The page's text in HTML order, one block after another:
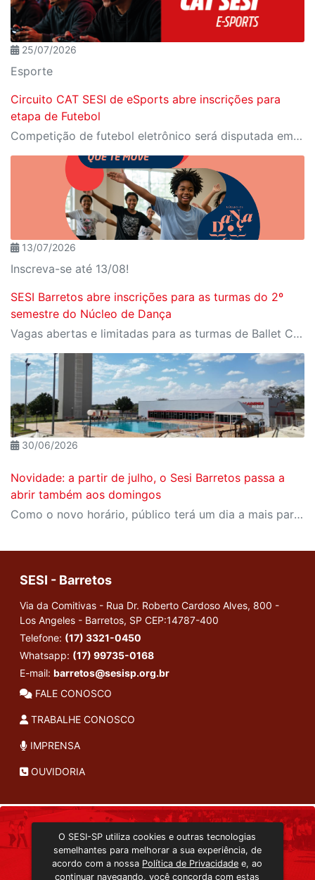
25/07/2026
Esporte
Circuito CAT SESI de eSports abre inscrições para
etapa de Futebol
Competição de futebol eletrônico será disputada em PlayStation 4 e reunirá participantes a partir de 12 anos.
13/07/2026
Inscreva-se até 13/08!
SESI Barretos abre inscrições para as turmas do 2º
semestre do Núcleo de Dança
Vagas abertas e limitadas para as turmas de Ballet Clássico, Jazz e Dança Livre
30/06/2026
Novidade: a partir de julho, o Sesi Barretos passa a
abrir também aos domingos
Como o novo horário, público terá um dia a mais para aproveitar o balneário, academia, quadras e atrações culturais no CAT Sesi Barretos
SESI - Barretos
Via da Comitivas - Rua Dr. Roberto Cardoso Alves, 800 -
Los Angeles - Barretos, SP CEP:14787-400
Telefone: (17) 3321-0450
Whatsapp: (17) 99735-0168
E-mail: barretos@sesisp.org.br
FALE CONOSCO
TRABALHE CONOSCO
IMPRENSA
OUVIDORIA
TRANSMISSÃO ON-LINE
EDITORA SESI-SP
CONSULTA AO ACERVO
O SESI-SP utiliza cookies e outras tecnologias
semelhantes para melhorar a sua experiência, de
acordo com a nossa Política de Privacidade e, ao
continuar navegando, você concorda com estas